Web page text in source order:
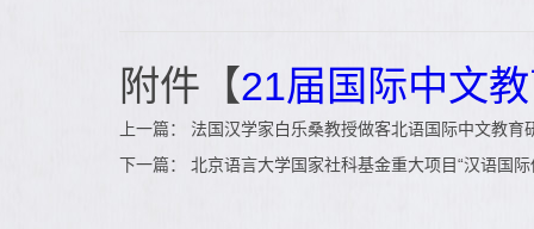
附件【21届国际中文
上一篇： 法国汉学家白乐桑教授做客北语国际中文教育
下一篇： 北京语言大学国家社科基金重大项目“汉语国